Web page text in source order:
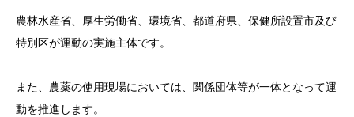
農林水産省、厚生労働省、環境省、都道府県、保健所設置市及び
特別区が運動の実施主体です。
また、農薬の使用現場においては、関係団体等が一体となって運
動を推進します。